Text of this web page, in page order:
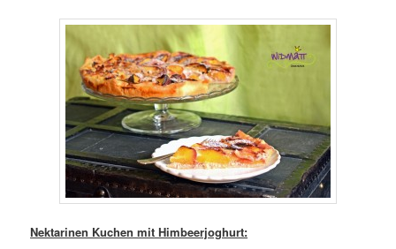
Nektarinen Kuchen mit Himbeerjoghurt: